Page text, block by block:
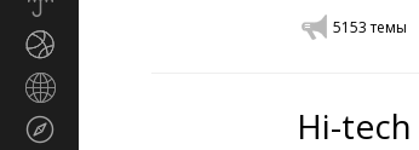
5153темы
Hi-